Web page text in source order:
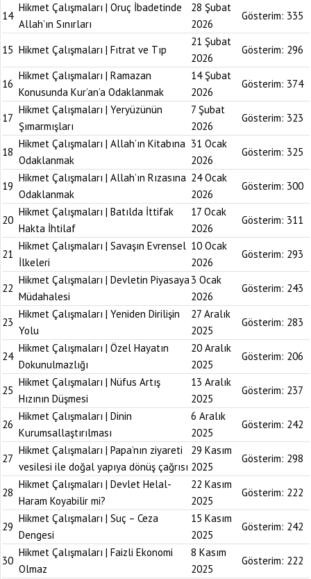
14
Hikmet Çalışmaları | Oruç İbadetinde
Allah’ın Sınırları
28 Şubat
2026
Gösterim: 335
15 Hikmet Çalışmaları | Fıtrat ve Tıp
21 Şubat
2026
Gösterim: 296
16
Hikmet Çalışmaları | Ramazan
Konusunda Kur’an’a Odaklanmak
14 Şubat
2026
Gösterim: 374
17
Hikmet Çalışmaları | Yeryüzünün
Şımarmışları
7 Şubat
2026
Gösterim: 323
18
Hikmet Çalışmaları | Allah’ın Kitabına
Odaklanmak
31 Ocak
2026
Gösterim: 325
19
Hikmet Çalışmaları | Allah’ın Rızasına
Odaklanmak
24 Ocak
2026
Gösterim: 300
20
Hikmet Çalışmaları | Batılda İttifak
Hakta İhtilaf
17 Ocak
2026
Gösterim: 311
21
Hikmet Çalışmaları | Savaşın Evrensel
İlkeleri
10 Ocak
2026
Gösterim: 293
22
Hikmet Çalışmaları | Devletin Piyasaya
Müdahalesi
3 Ocak
2026
Gösterim: 243
23
Hikmet Çalışmaları | Yeniden Dirilişin
Yolu
27 Aralık
2025
Gösterim: 283
24
Hikmet Çalışmaları | Özel Hayatın
Dokunulmazlığı
20 Aralık
2025
Gösterim: 206
25
Hikmet Çalışmaları | Nüfus Artış
Hızının Düşmesi
13 Aralık
2025
Gösterim: 237
26
Hikmet Çalışmaları | Dinin
Kurumsallaştırılması
6 Aralık
2025
Gösterim: 242
27
Hikmet Çalışmaları | Papa’nın ziyareti
vesilesi ile doğal yapıya dönüş çağrısı
29 Kasım
2025
Gösterim: 298
28
Hikmet Çalışmaları | Devlet Helal-
Haram Koyabilir mi?
22 Kasım
2025
Gösterim: 222
29
Hikmet Çalışmaları | Suç – Ceza
Dengesi
15 Kasım
2025
Gösterim: 242
30
Hikmet Çalışmaları | Faizli Ekonomi
Olmaz
8 Kasım
2025
Gösterim: 222